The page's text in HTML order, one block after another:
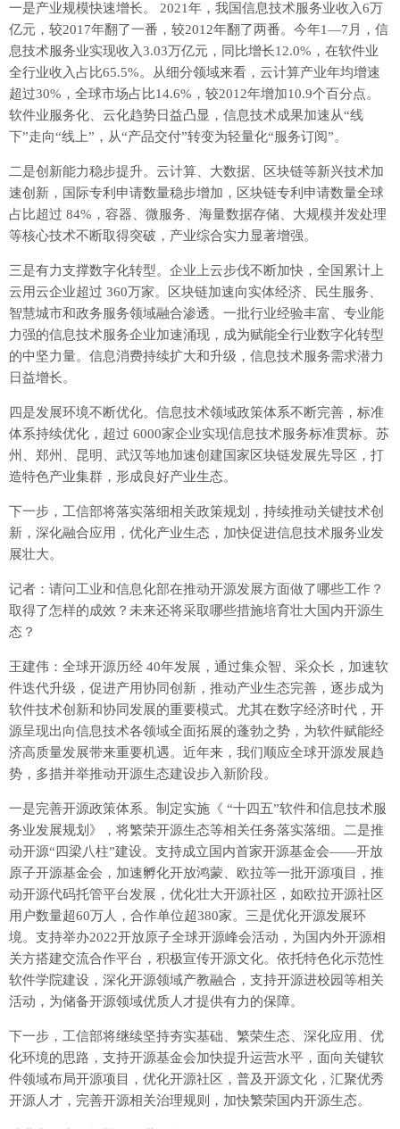
一是产业规模快速增长。 2021年，我国信息技术服务业收入6万
亿元，较2017年翻了一番，较2012年翻了两番。今年1—7月，信
息技术服务业实现收入3.03万亿元，同比增长12.0%，在软件业
全行业收入占比65.5%。从细分领域来看，云计算产业年均增速
超过30%，全球市场占比14.6%，较2012年增加10.9个百分点。
软件业服务化、云化趋势日益凸显，信息技术成果加速从“线
下”走向“线上”，从“产品交付”转变为轻量化“服务订阅”。
二是创新能力稳步提升。云计算、大数据、区块链等新兴技术加
速创新，国际专利申请数量稳步增加，区块链专利申请数量全球
占比超过 84%，容器、微服务、海量数据存储、大规模并发处理
等核心技术不断取得突破，产业综合实力显著增强。
三是有力支撑数字化转型。企业上云步伐不断加快，全国累计上
云用云企业超过 360万家。区块链加速向实体经济、民生服务、
智慧城市和政务服务领域融合渗透。一批行业经验丰富、专业能
力强的信息技术服务企业加速涌现，成为赋能全行业数字化转型
的中坚力量。信息消费持续扩大和升级，信息技术服务需求潜力
日益增长。
四是发展环境不断优化。信息技术领域政策体系不断完善，标准
体系持续优化，超过 6000家企业实现信息技术服务标准贯标。苏
州、郑州、昆明、武汉等地加速创建国家区块链发展先导区，打
造特色产业集群，形成良好产业生态。
下一步，工信部将落实落细相关政策规划，持续推动关键技术创
新，深化融合应用，优化产业生态，加快促进信息技术服务业发
展壮大。
记者：请问工业和信息化部在推动开源发展方面做了哪些工作？
取得了怎样的成效？未来还将采取哪些措施培育壮大国内开源生
态？
王建伟：全球开源历经 40年发展，通过集众智、采众长，加速软
件迭代升级，促进产用协同创新，推动产业生态完善，逐步成为
软件技术创新和协同发展的重要模式。尤其在数字经济时代，开
源呈现出向信息技术各领域全面拓展的蓬勃之势，为软件赋能经
济高质量发展带来重要机遇。近年来，我们顺应全球开源发展趋
势，多措并举推动开源生态建设步入新阶段。
一是完善开源政策体系。制定实施《 “十四五”软件和信息技术服
务业发展规划》，将繁荣开源生态等相关任务落实落细。二是推
动开源“四梁八柱”建设。支持成立国内首家开源基金会——开放
原子开源基金会，加速孵化开放鸿蒙、欧拉等一批开源项目，推
动开源代码托管平台发展，优化壮大开源社区，如欧拉开源社区
用户数量超60万人，合作单位超380家。三是优化开源发展环
境。支持举办2022开放原子全球开源峰会活动，为国内外开源相
关方搭建交流合作平台，积极宣传开源文化。依托特色化示范性
软件学院建设，深化开源领域产教融合，支持开源进校园等相关
活动，为储备开源领域优质人才提供有力的保障。
下一步，工信部将继续坚持夯实基础、繁荣生态、深化应用、优
化环境的思路，支持开源基金会加快提升运营水平，面向关键软
件领域布局开源项目，优化开源社区，普及开源文化，汇聚优秀
开源人才，完善开源相关治理规则，加快繁荣国内开源生态。